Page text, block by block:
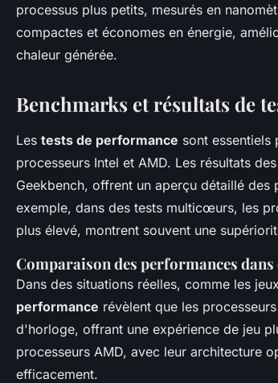
processus plus petits, mesurés en
compactes et économes en énergie,
chaleur générée.
Benchmarks et résultats de
Les tests de performance sont essentiels
processeurs Intel et AMD. Les résultats
Geekbench, offrent un aperçu détaillé
exemple, dans des tests multicœurs, les
plus élevé, montrent souvent une
Comparaison des performances dans
Dans des situations réelles, comme les
performance révèlent que les
d'horloge, offrant une expérience de jeu
processeurs AMD, avec leur architecture
efficacement.